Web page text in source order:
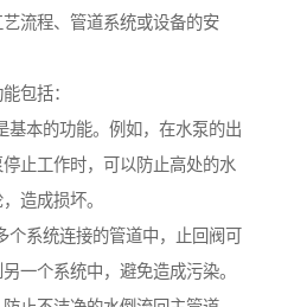
流程、管道系统或设备的安
包括：
基本的功能。例如，在水泵的出
止工作时，可以防止高处的水
造成损坏。
系统连接的管道中，止回阀可
一个系统中，避免造成污染。